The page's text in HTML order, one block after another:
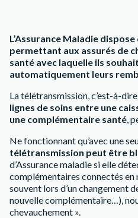
L’Assurance Maladie dispose
permettant aux assurés de
santé avec laquelle ils
automatiquement leurs
La télétransmission, c’est-à-dire
lignes de soins entre une
une complémentaire santé,
Ne fonctionnant qu’avec une
télétransmission peut être
d’Assurance maladie si elle
complémentaires connectés
souvent lors d’un changement
nouvelle complémentaire…),
chevauchement ».